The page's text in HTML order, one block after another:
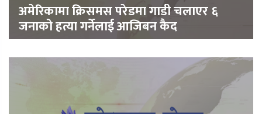
अमेरिकामा क्रिसमस परेडमा गाडी चलाएर ६
जनाको हत्या गर्नेलाई आजिबन कैद